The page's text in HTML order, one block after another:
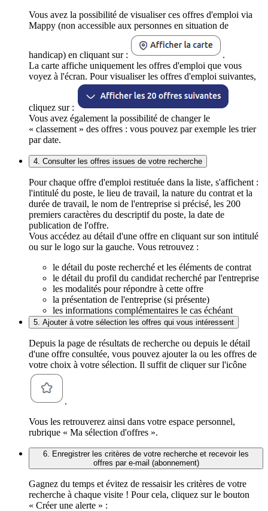
Vous avez la possibilité de visualiser ces offres d'emploi via
Mappy (non accessible aux personnes en situation de
handicap) en cliquant sur :
.
La carte affiche uniquement les offres d'emploi que vous
voyez à l'écran. Pour visualiser les offres d'emploi suivantes,
cliquez sur :
Vous avez également la possibilité de changer le
« classement » des offres : vous pouvez par exemple les trier
par date.
4. Consulter les offres issues de votre recherche
Pour chaque offre d'emploi restituée dans la liste, s'affichent :
l'intitulé du poste, le lieu de travail, la nature du contrat et la
durée de travail, le nom de l'entreprise si précisé, les 200
premiers caractères du descriptif du poste, la date de
publication de l'offre.
Vous accédez au détail d'une offre en cliquant sur son intitulé
ou sur le logo sur la gauche. Vous retrouvez :
le détail du poste recherché et les éléments de contrat
le détail du profil du candidat recherché par l'entreprise
les modalités pour répondre à cette offre
la présentation de l'entreprise (si présente)
les informations complémentaires le cas échéant
5. Ajouter à votre sélection les offres qui vous intéressent
Depuis la page de résultats de recherche ou depuis le détail
d'une offre consultée, vous pouvez ajouter la ou les offres de
votre choix à votre sélection. Il suffit de cliquer sur l'icône
.
Vous les retrouverez ainsi dans votre espace personnel,
rubrique « Ma sélection d'offres ».
6. Enregistrer les critères de votre recherche et recevoir les
offres par e-mail (abonnement)
Gagnez du temps et évitez de ressaisir les critères de votre
recherche à chaque visite ! Pour cela, cliquez sur le bouton
« Créer une alerte » :